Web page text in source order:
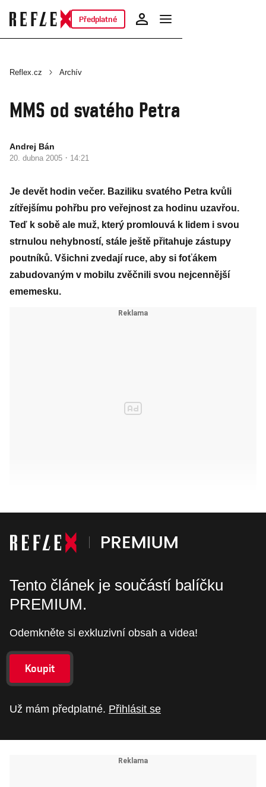
Předplatné
Reflex.cz Archív
MMS od svatého Petra
Andrej Bán
20. dubna 2005 · 14:21
Je devět hodin večer. Baziliku svatého Petra kvůli
zítřejšímu pohřbu pro veřejnost za hodinu uzavřou.
Teď k sobě ale muž, který promlouvá k lidem i svou
strnulou nehybností, stále ještě přitahuje zástupy
poutníků. Všichni zvedají ruce, aby si foťákem
zabudovaným v mobilu zvěčnili svou nejcennější
ememesku.
Tento článek je součástí balíčku
PREMIUM.
Odemkněte si exkluzivní obsah a videa!
Koupit
Už mám předplatné. Přihlásit se